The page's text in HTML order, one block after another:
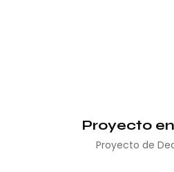
Proyecto
Proyecto de